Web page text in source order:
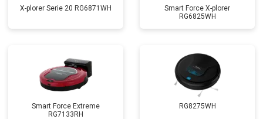
X-plorer Serie 20 RG6871WH
Smart Force X-plorer
RG6825WH
Smart Force Extreme
RG7133RH
RG8275WH